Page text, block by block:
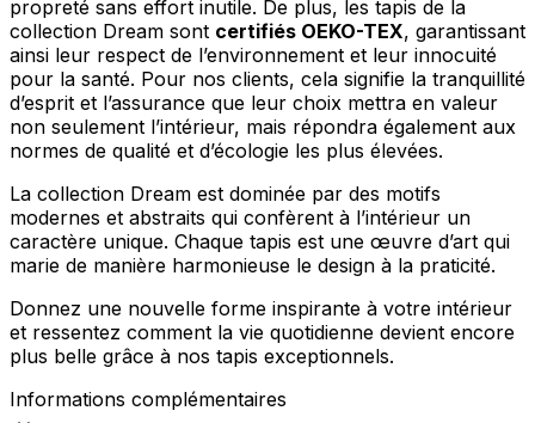
propreté sans effort inutile. De plus, les tapis de la
collection Dream sont certifiés OEKO-TEX, garantissant
ainsi leur respect de l’environnement et leur innocuité
pour la santé. Pour nos clients, cela signifie la tranquillité
d’esprit et l’assurance que leur choix mettra en valeur
non seulement l’intérieur, mais répondra également aux
normes de qualité et d’écologie les plus élevées.
La collection Dream est dominée par des motifs
modernes et abstraits qui confèrent à l’intérieur un
caractère unique. Chaque tapis est une œuvre d’art qui
marie de manière harmonieuse le design à la praticité.
Donnez une nouvelle forme inspirante à votre intérieur
et ressentez comment la vie quotidienne devient encore
plus belle grâce à nos tapis exceptionnels.
Informations complémentaires